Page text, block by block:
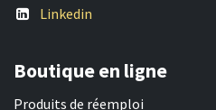
Linkedin
Boutique en ligne
Produits de réemploi